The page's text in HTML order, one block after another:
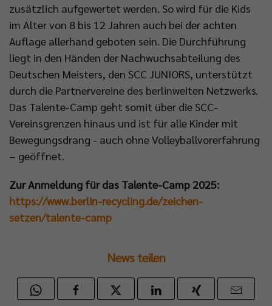
zusätzlich aufgewertet werden. So wird für die Kids
im Alter von 8 bis 12 Jahren auch bei der achten
Auflage allerhand geboten sein. Die Durchführung
liegt in den Händen der Nachwuchsabteilung des
Deutschen Meisters, den SCC JUNIORS, unterstützt
durch die Partnervereine des berlinweiten Netzwerks.
Das Talente-Camp geht somit über die SCC-
Vereinsgrenzen hinaus und ist für alle Kinder mit
Bewegungsdrang - auch ohne Volleyballvorerfahrung
– geöffnet.
Zur Anmeldung für das Talente-Camp 2025:
https://www.berlin-recycling.de/zeichen-
setzen/talente-camp
News teilen